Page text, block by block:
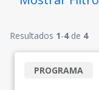
Resultados 1-4de 4
PROGRAMA